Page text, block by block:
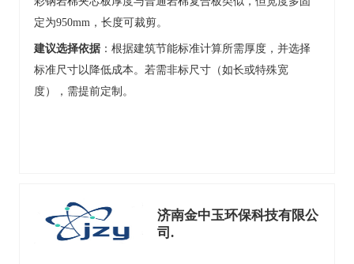
定为950mm，长度可裁剪。
建议选择依据‌：根据建筑节能标准计算所需厚度，并选择
标准尺寸以降低成本。若需非标尺寸（如长或特殊宽
度），需提前定制 。
济南金中玉环保科技有限公
司.